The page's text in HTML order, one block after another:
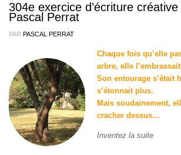
304e exercice d’écriture
Pascal Perrat
PAR PASCAL PERRAT
Chaque fois qu’elle
arbre, elle
Son entourage s’était
s’étonnait plus.
Mais soudainement,
cracher dessus…
Inventez la suite